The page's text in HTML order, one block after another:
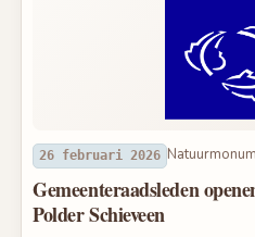
26 februari 2026
Gemeenteraadsleden
Polder Schieveen